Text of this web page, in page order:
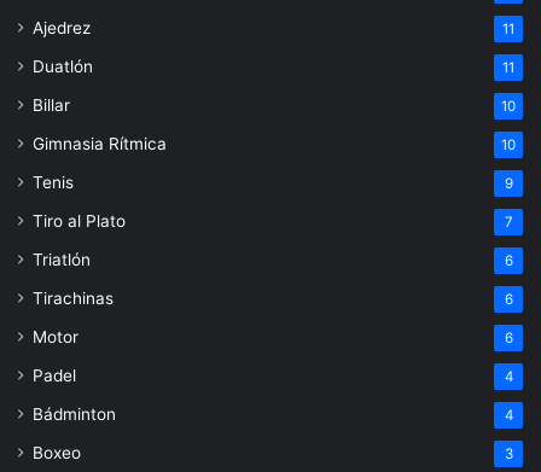
Ajedrez 11
Duatlón 11
Billar 10
Gimnasia Rítmica 10
Tenis 9
Tiro al Plato 7
Triatlón 6
Tirachinas 6
Motor 6
Padel 4
Bádminton 4
Boxeo 3